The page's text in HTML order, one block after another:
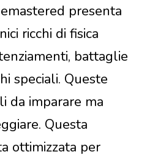
presenta
ricchi di fisica
battaglie
speciali. Queste
da imparare ma
Questa
ottimizzata per